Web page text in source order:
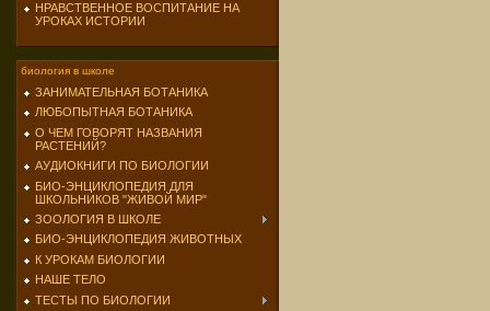
НРАВСТВЕННОЕ ВОСПИТАНИЕ НА
УРОКАХ ИСТОРИИ
биология в школе
ЗАНИМАТЕЛЬНАЯ БОТАНИКА
ЛЮБОПЫТНАЯ БОТАНИКА
О ЧЕМ ГОВОРЯТ НАЗВАНИЯ
РАСТЕНИЙ?
АУДИОКНИГИ ПО БИОЛОГИИ
БИО-ЭНЦИКЛОПЕДИЯ ДЛЯ
ШКОЛЬНИКОВ "ЖИВОЙ МИР"
ЗООЛОГИЯ В ШКОЛЕ
БИО-ЭНЦИКЛОПЕДИЯ ЖИВОТНЫХ
К УРОКАМ БИОЛОГИИ
НАШЕ ТЕЛО
ТЕСТЫ ПО БИОЛОГИИ